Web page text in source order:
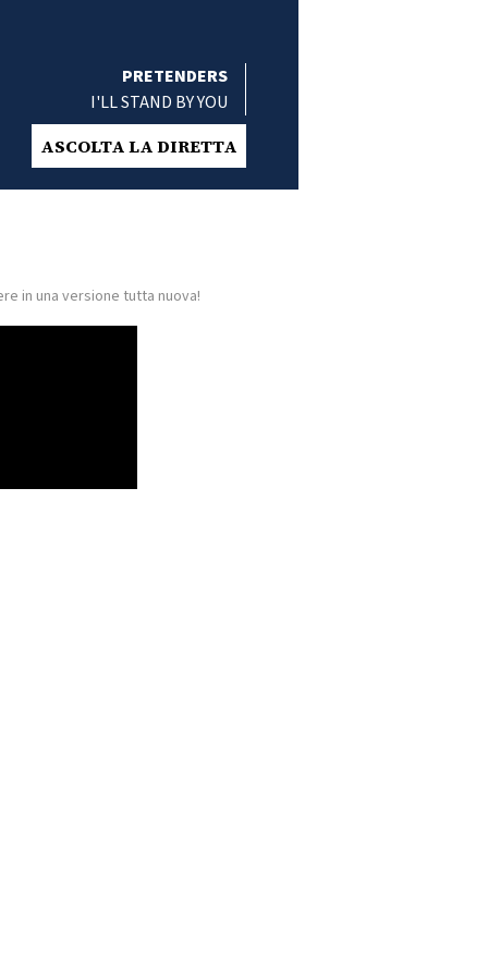
PRETENDERS
I'LL STAND BY YOU
ASCOLTA LA DIRETTA
in una versione tutta nuova!